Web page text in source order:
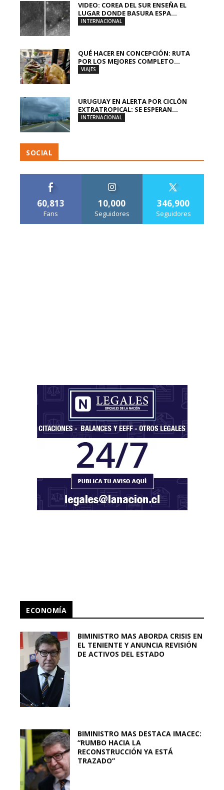
VIDEO: COREA DEL SUR ENSEÑA EL
LUGAR DONDE BASURA ESPA...
INTERNACIONAL
QUÉ HACER EN CONCEPCIÓN: RUTA
POR LOS MEJORES COMPLETO...
VIAJES
URUGUAY EN ALERTA POR CICLÓN
EXTRATROPICAL: SE ESPERAN...
INTERNACIONAL
SOCIAL
60,813
Fans
10,000
Seguidores
346,900
Seguidores
ECONOMÍA
BIMINISTRO MAS ABORDA CRISIS EN
EL TENIENTE Y ANUNCIA REVISIÓN
DE ACTIVOS DEL ESTADO
BIMINISTRO MAS DESTACA IMACEC:
“RUMBO HACIA LA
RECONSTRUCCIÓN YA ESTÁ
TRAZADO”